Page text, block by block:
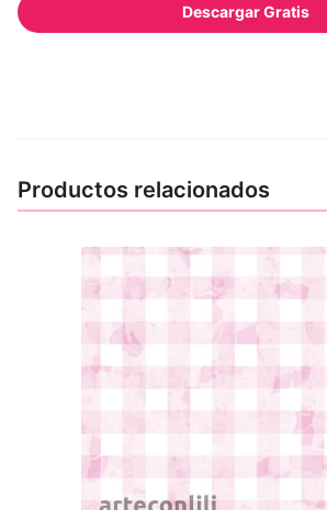
Descargar Gratis
Productos relacionados